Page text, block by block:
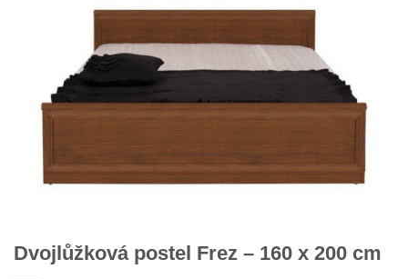
Dvojlůžková postel Frez – 160 x 200 cm